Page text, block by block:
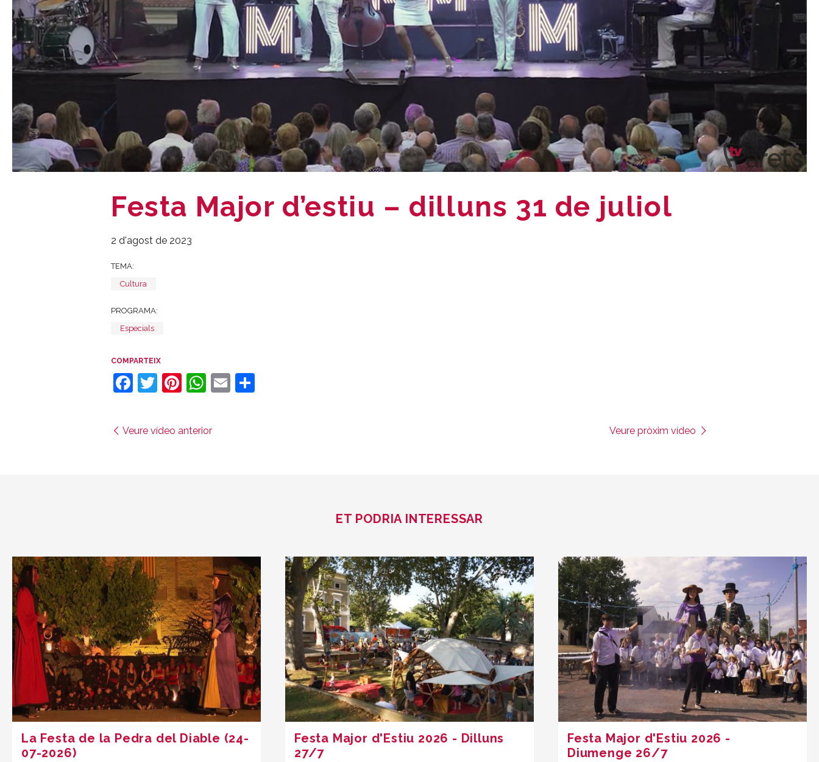
Festa Major d’estiu – dilluns 31 de juliol
2 d'agost de 2023
TEMA:
Cultura
PROGRAMA:
Especials
COMPARTEIX
Facebook
Twitter
Pinterest
WhatsApp
Email
Veure vídeo anterior Veure pròxim vídeo
ET PODRIA INTERESSAR
La Festa de la Pedra del Diable (24-
07-2026)
Festa Major d'Estiu 2026 - Dilluns
27/7
Festa Major d'Estiu 2026 -
Diumenge 26/7